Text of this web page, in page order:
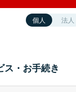
個人 法人
ス・お手続き